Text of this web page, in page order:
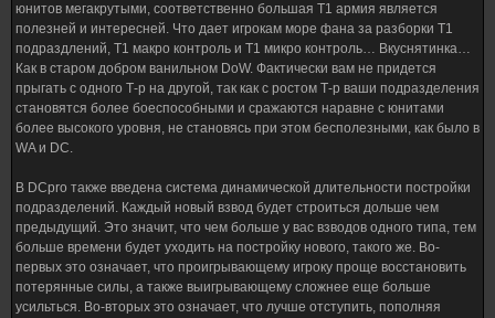
юнитов мегакрутыми, соответственно большая Т1 армия является
полезней и интересней. Что дает игрокам море фана за разборки Т1
подраздлений, Т1 макро контроль и Т1 микро контроль… Вкуснятинка…
Как в старом добром ванильном DoW. Фактически вам не придется
прыгать с одного Т-р на другой, так как с ростом Т-р ваши подразделения
становятся более боеспособными и сражаются наравне с юнитами
более высокого уровня, не становясь при этом бесполезными, как было в
WA и DC.
В DCpro также введена система динамической длительности постройки
подразделений. Каждый новый взвод будет строиться дольше чем
предыдущий. Это значит, что чем больше у вас взводов одного типа, тем
больше времени будет уходить на постройку нового, такого же. Во-
первых это означает, что проигрывающему игроку проще восстановить
потерянные силы, а также выигрывающему сложнее еще больше
усильться. Во-вторых это означает, что лучше отступить, пополняя